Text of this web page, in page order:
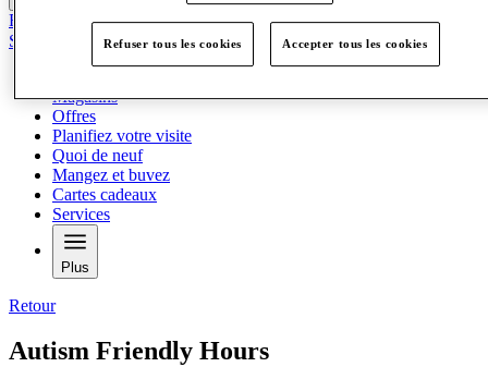
Rejoignez le club
Sauvé
Magasins
Offres
Planifiez votre visite
Quoi de neuf
Mangez et buvez
Cartes cadeaux
Services
Plus
Retour
Autism Friendly Hours
Refuser tous les cookies Accepter tous les cookies